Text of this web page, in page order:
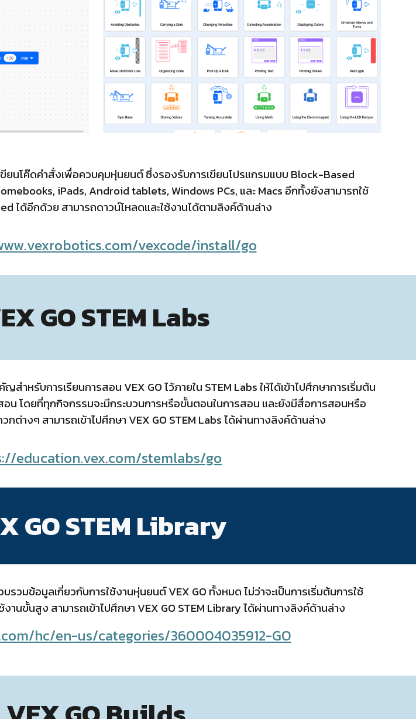
ขียนโค๊ดคำสั่งเพื่อควบคุมหุ่นยนต์ ซึ่งรองรับการเขียนโปรแกรมแบบ Block-Based
iPads, Android tablets, Windows PCs, และ Macs อีกทั้งยังสามารถใช้
ได้อีกด้วย สามารถดาวน์โหลดและใช้งานได้ตามลิงค์ด้านล่าง
vexcode/install/go
GO STEM Labs
สำหรับการเรียนการสอน VEX GO ไว้ภายใน STEM Labs ให้ได้เข้าไปศึกษาการเริ่มต้น
อน โดยที่ทุกกิจกรรมจะมีกระบวนการหรือขั้นตอนในการสอน และยังมีสื่อการสอนหรือ
กต่างๆ สามารถเข้าไปศึกษา VEX GO STEM Labs ได้ผ่านทางลิงค์ด้านล่าง
education.vex.com/stemlabs/go
GO STEM Library
รวมข้อมูลเกี่ยวกับการใช้งานหุ่นยนต์ VEX GO ทั้งหมด ไม่ว่าจะเป็นการเริ่มต้นการใช้
านขั้นสูง สามารถเข้าไปศึกษา VEX GO STEM Library ได้ผ่านทางลิงค์ด้านล่าง
hc/en-us/categories/360004035912-GO